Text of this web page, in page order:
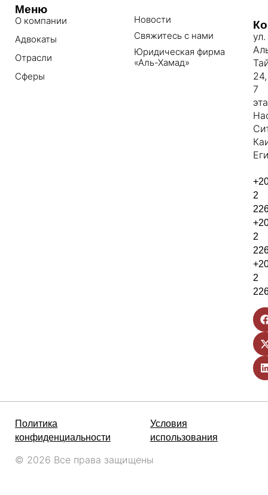
Меню
О компании
Адвокаты
Отрасли
Сферы
Новости
Свяжитесь с нами
Юридическая фирма
«Аль-Хамад»
ул.
24,
7
2
2
2
Политика
конфиденциальности
Условия
использования
© 2026 Все права защищены